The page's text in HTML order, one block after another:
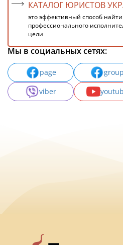
КАТАЛОГ ЮРИСТОВ
это эффективный способ
профессионального
цели
Мы в социальных сетях:
page group
viber